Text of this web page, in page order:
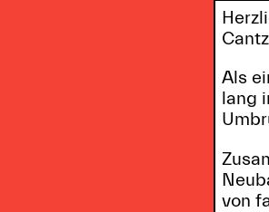
Als
lang
von